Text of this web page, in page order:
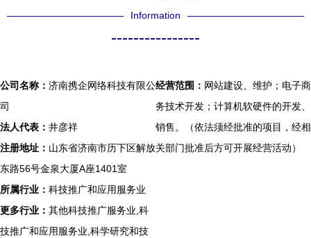
Information
----------------
公司名称： 济南携企网络科技有限公
司
法人代表： 井彦祥
注册地址： 山东省济南市历下区解放
东路56号金泉大厦A座1401室
所属行业： 科技推广和应用服务业
更多行业： 其他科技推广服务业,科
技推广和应用服务业,科学研究和技
经营范围： 网站建设、维护；电子商
务技术开发；计算机软硬件的开发、
销售。（依法须经批准的项目，经相
关部门批准后方可开展经营活动）